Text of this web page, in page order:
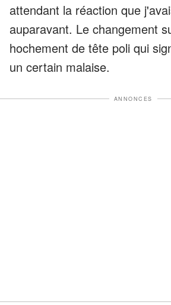
attendant la réaction que
auparavant. Le changement
hochement de tête poli qui
un certain malaise.
ANNONCES